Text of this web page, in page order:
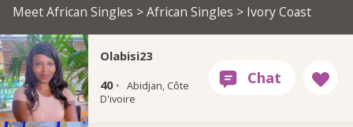
Meet African Singles >African Singles > Ivory Coast
Olabisi23
40 · Abidjan, Côte
D'ivoire